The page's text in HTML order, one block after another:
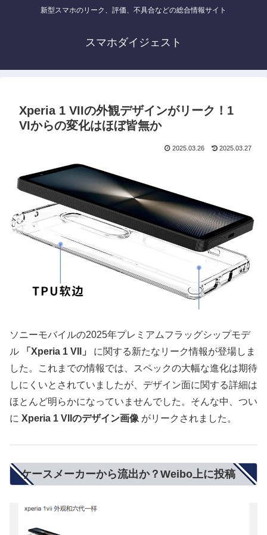
新型スマホのリーク、評価、不具合などの総合情報サイト
スマホダイジェスト
Xperia 1 VIIの外観デザインがリーク！1
VIからの変化はほぼ皆無か
2025.03.26 2025.03.27
ソニーモバイルの2025年プレミアムフラッグシップモデ
ル
「Xperia 1 VII」
に関する新たなリーク情報が登場しま
した。これまでの情報では、スペックの大幅な進化は期待
しにくいとされていましたが、デザイン面に関する詳細は
ほとんど明らかになっていませんでした。そんな中、つい
に Xperia 1 VIIのデザイン画像 がリークされました。
ケースメーカーから流出か？Weibo上に投稿